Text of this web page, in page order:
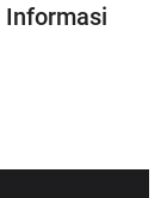
Informasi